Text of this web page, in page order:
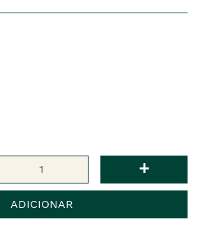
+
ADICIONAR